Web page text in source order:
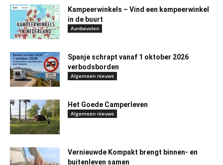
Kampeerwinkels – Vind een kampeerwinkel
in de buurt
Aanbevolen
Spanje schrapt vanaf 1 oktober 2026
verbodsborden
Algemeen nieuws
Het Goede Camperleven
Algemeen nieuws
Vernieuwde Kompakt brengt binnen- en
buitenleven samen